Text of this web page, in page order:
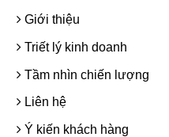
Giới thiệu
Triết lý kinh doanh
Tầm nhìn chiến lượng
Liên hệ
Ý kiến khách hàng